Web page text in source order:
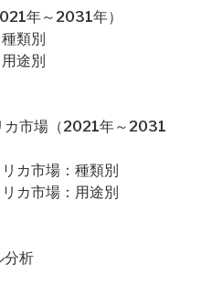
年～2031年）
類別
途別
カ市場（2021年～2031
カ市場：種類別
カ市場：用途別
分析